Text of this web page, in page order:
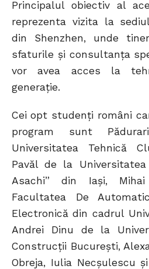
Principalul obiectiv al
reprezenta vizita la
din Shenzhen, unde
sfaturile și consultanța
vor avea acces la
generație.
Cei opt studenți români
program sunt
Universitatea Tehnică
Pavăl de la Universitatea
Asachi” din Iași,
Facultatea De
Electronică din cadrul
Andrei Dinu de la
Construcții București,
Obreja, Iulia Necșulescu